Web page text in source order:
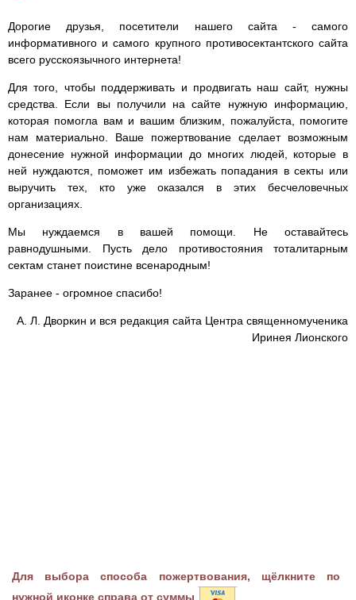
Дорогие друзья, посетители нашего сайта - самого
информативного и самого крупного противосектантского сайта
всего русскоязычного интернета!
Для того, чтобы поддерживать и продвигать наш сайт, нужны
средства. Если вы получили на сайте нужную информацию,
которая помогла вам и вашим близким, пожалуйста, помогите
нам материально. Ваше пожертвование сделает возможным
донесение нужной информации до многих людей, которые в
ней нуждаются, поможет им избежать попадания в секты или
выручить тех, кто уже оказался в этих бесчеловечных
организациях.
Мы нуждаемся в вашей помощи. Не оставайтесь
равнодушными. Пусть дело противостояния тоталитарным
сектам станет поистине всенародным!
Заранее - огромное спасибо!
А. Л. Дворкин и вся редакция сайта Центра священномученика
Иринея Лионского
Для выбора способа пожертвования, щёлкните по
нужной иконке справа от суммы